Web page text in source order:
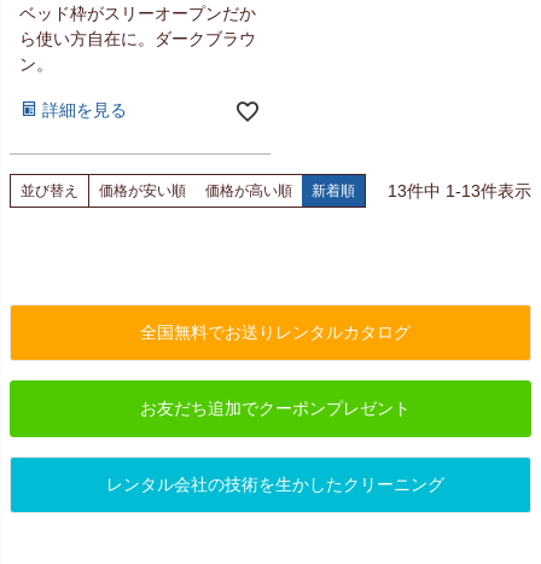
ベッド枠がスリーオープンだか
ら使い方自在に。ダークブラウ
ン。
詳細を見る
並び替え 価格が安い順 価格が高い順 新着順 13件中 1-13件表示
全国無料でお送りレンタルカタログ
お友だち追加でクーポンプレゼント
レンタル会社の技術を生かしたクリーニング